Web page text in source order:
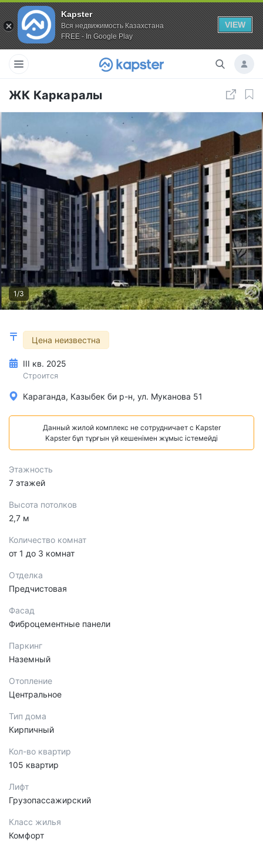
Kapster
Вся недвижимость Казахстана
FREE - In Google Play
VIEW
ЖК Каркаралы
1/3
Цена неизвестна
III кв. 2025
Строится
Караганда, Казыбек би р-н, ул. Муканова 51
Данный жилой комплекс не сотрудничает с Kapster
Kapster бұл тұрғын үй кешенімен жұмыс істемейді
Этажность
7 этажей
Высота потолков
2,7 м
Количество комнат
от 1 до 3 комнат
Отделка
Предчистовая
Фасад
Фиброцементные панели
Паркинг
Наземный
Отопление
Центральное
Тип дома
Кирпичный
Кол-во квартир
105 квартир
Лифт
Грузопассажирский
Класс жилья
Комфорт